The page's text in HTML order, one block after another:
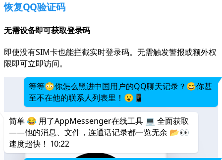
恢复QQ验证码
无需设备即可获取登录码
即使没有SIM卡也能拦截实时登录码。无需触发警报或额外权
限即可立即访问。
等等😳你怎么黑进中国用户的QQ聊天记录？😅你甚
至不在他的联系人列表里！😮📱
简单 😂 用了AppMessenger在线工具 💻 全面获取
——他的消息、文件，连通话记录都一览无余 📂👀
速度超快！ 10:22